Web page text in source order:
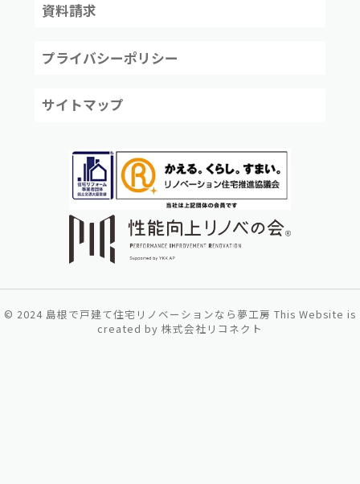
資料請求
プライバシーポリシー
サイトマップ
© 2024 島根で戸建て住宅リノベーションなら夢工房 This Website is
created by 株式会社リコネクト